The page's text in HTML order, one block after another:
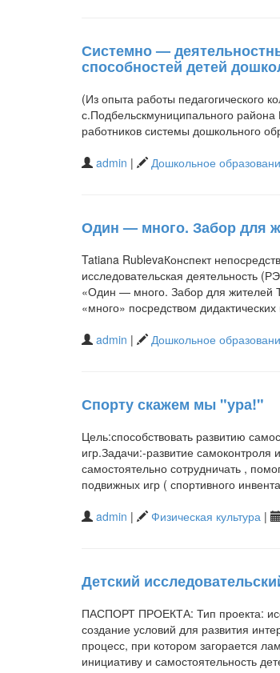
Системно —
способностей детей
(Из опыта работы
с.Подбельскмуниципального
работников системы дошкольного
admin | Дошкольное
Один — много. Забор для
Tatiana RublevaКонспект
исследовательская деятельность
«Один — много. Забор для жителей
«много» посредством
admin | Дошкольное
Спорту скажем мы "ура!"
Цель:способствовать развитию
игр.Задачи:-развитие
самостоятельно сотрудничать ,
подвижных игр ( спортивного
admin | Физическая культура |
Детский
ПАСПОРТ ПРОЕКТА: Тип проекта:
создание условий для развития
процесс, при котором загорается
инициативу и самостоятельность